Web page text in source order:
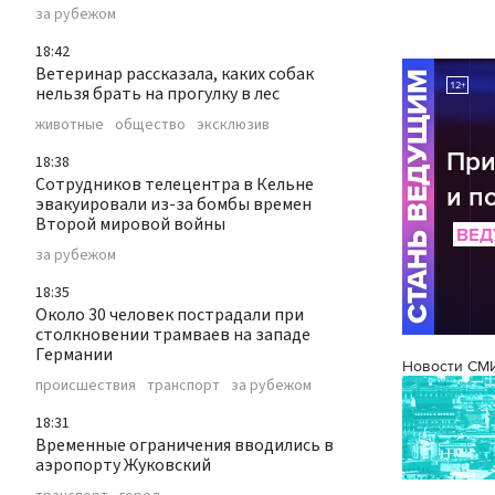
за рубежом
18:42
Ветеринар рассказала, каких собак
нельзя брать на прогулку в лес
животные общество эксклюзив
18:38
Сотрудников телецентра в Кельне
эвакуировали из-за бомбы времен
Второй мировой войны
за рубежом
18:35
Около 30 человек пострадали при
столкновении трамваев на западе
Германии
происшествия транспорт за рубежом
18:31
Временные ограничения вводились в
аэропорту Жуковский
Новости